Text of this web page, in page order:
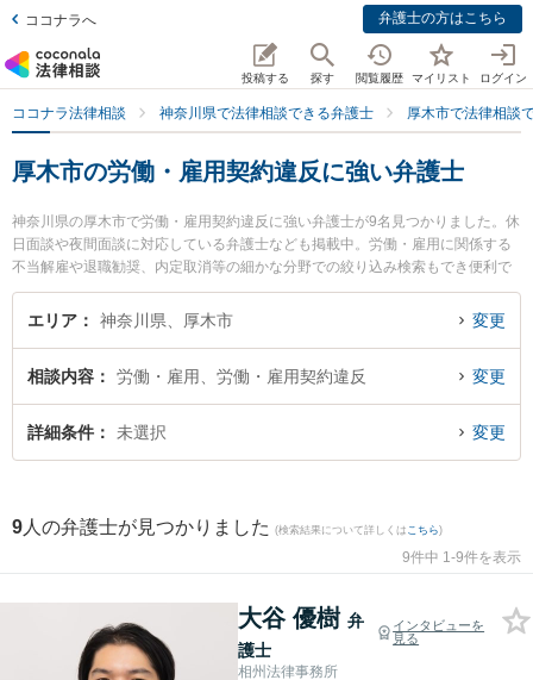
ココナラへ 弁護士の方はこちら
投稿する 探す 閲覧履歴 マイリスト ログイン
ココナラ法律相談 神奈川県で法律相談できる弁護士 厚木市で法律相談
厚木市の労働・雇用契約違反に強い弁護士
神奈川県の厚木市で労働・雇用契約違反に強い弁護士が9名見つかりました。休
日面談や夜間面談に対応している弁護士なども掲載中。労働・雇用に関係する
不当解雇や退職勧奨、内定取消等の細かな分野での絞り込み検索もでき便利で
す。特に相州法律事務所の大谷 優樹弁護士やAYU総合法律事務所の白鳥 佑記弁
護士、進藤・田村法律事務所の田村 圭弁護士のプロフィール情報や弁護士費
のトラブル解決の実績豊富な近くの弁護士を検索したい』『初回相談無料で労
働・雇用契約違反を法律相談できる厚木市内の弁護士に相談予約したい』など
でお困りの相談者さんにおすすめです。
エリア 神奈川県、厚木市 変更
相談内容 労働・雇用、労働・雇用契約違反 変更
詳細条件 未選択 変更
9 人の弁護士が見つかりました (検索結果について詳しくは こちら)
9件中 1-9件を表示
大谷 優樹 弁
護士
インタビューを
見る
相州法律事務所